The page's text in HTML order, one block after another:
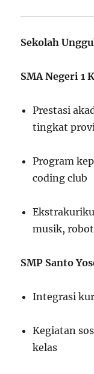
Sekolah
SMA Negeri 1
Prestasi
tingkat
Program
coding club
musik,
SMP Santo
Integrasi
Kegiatan
kelas